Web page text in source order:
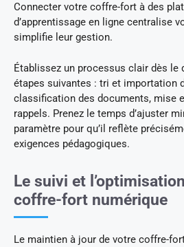
Connecter votre coffre-fort à des
d’apprentissage en ligne centralise
simplifie leur gestion.
Établissez un processus clair dès le
étapes suivantes : tri et importation
classification des documents, mise
rappels. Prenez le temps d’ajuster
paramètre pour qu’il reflète
exigences pédagogiques.
Le suivi et
coffre-fort numérique
Le maintien à jour de votre coffre-